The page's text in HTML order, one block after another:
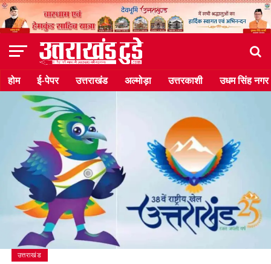
होम ई-पेपर उत्तराखंड अल्मोड़ा उत्तरकाशी उधम सिंह नगर
उत्तराखंड